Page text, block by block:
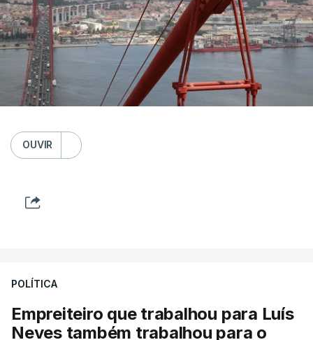
OUVIR
POLÍTICA
Empreiteiro que trabalhou para Luís
Neves também trabalhou para o